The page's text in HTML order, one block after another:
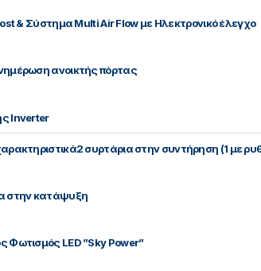
& Σύστημα Μulti Air Flow με Ηλεκτρονικό έλεγχο
ανοικτής πόρτας
Inverter
συρτάρια στην συντήρηση (1 με
στην κατάψυξη
Φωτισμός LED ”Sky Power”